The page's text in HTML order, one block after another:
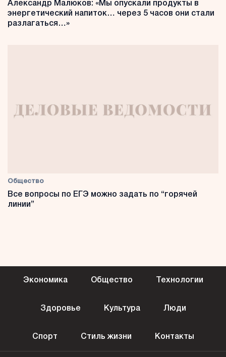
Александр Малюков: «Мы опускали продукты в
энергетический напиток… через 5 часов они стали
разлагаться…»
Общество
Все вопросы по ЕГЭ можно задать по “горячей
линии”
Экономика Общество Технологии
Здоровье Культура Люди
Спорт Стиль жизни Контакты